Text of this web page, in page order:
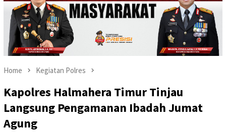
Home Kegiatan Polres
Kapolres Halmahera Timur Tinjau
Langsung Pengamanan Ibadah Jumat
Agung